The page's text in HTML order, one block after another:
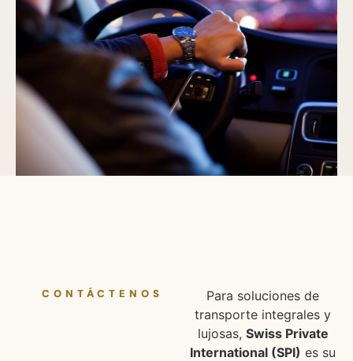
CONTÁCTENOS
Para soluciones de
transporte integrales y
lujosas, Swiss Private
International (SPI) es su